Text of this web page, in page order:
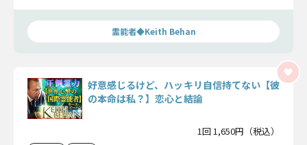
霊能者◆Keith Behan
好意感じるけど、ハッキリ自信持てない【彼
の本命は私？】恋心と結論
1回 1,650円（税込）